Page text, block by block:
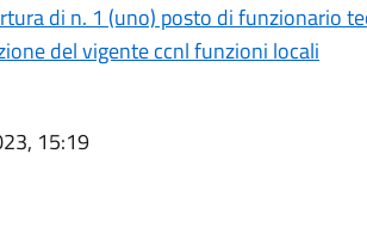
di n. 1 (uno) posto di funzionario
del vigente ccnl funzioni locali
15:19